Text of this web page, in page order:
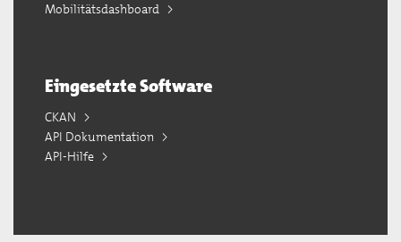
Mobilitätsdashboard
Eingesetzte Software
CKAN
API Dokumentation
API-Hilfe